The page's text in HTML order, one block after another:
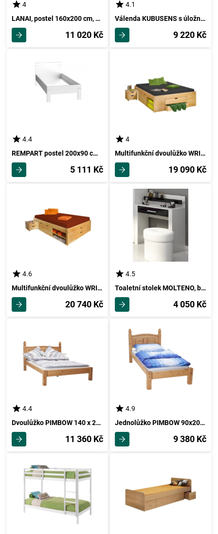
4
LANAI, postel 160x200 cm, dub sonoma/bílá
11 020 Kč
4.1
Válenda KUBUSENS s úložným prostorem, oranžový vzor
9 220 Kč
4.4
REMPART postel 200x90 cm, bílá, 5 let záruka
5 111 Kč
4
Multifunkční dvoulůžko WRIGHTSON 140x200 cm, masiv borovice
19 090 Kč
4.6
Multifunkční dvoulůžko WRIGHTSON 160x200 cm, masiv borovice
20 740 Kč
4.5
Toaletní stolek MOLTENO, bílá/černý lesk, 5 let záruka
4 050 Kč
4.4
Dvoulůžko PIMBOW 140 x 200 cm, masiv borovice, vosk
11 360 Kč
4.9
Jednolůžko PIMBOW 90x200, masiv borovice, vosk
9 380 Kč